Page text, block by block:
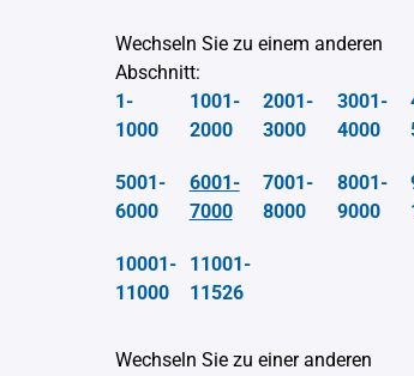
Wechseln Sie zu einem anderen
Abschnitt:
1-
1000
1001-
2000
2001-
3000
3001-
4000
5001-
6000
6001-
7000
7001-
8000
8001-
9000
10001-
11000
11001-
11526
Wechseln Sie zu einer anderen